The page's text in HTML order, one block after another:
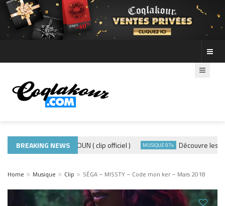
BREAKING NEWS
ADE440 – GRAMOUN ( clip officiel ) MUSIQUE 974 Découvre les
Home Musique Clip SÉGA – MISSTY – Code mon ker – Mars 2018